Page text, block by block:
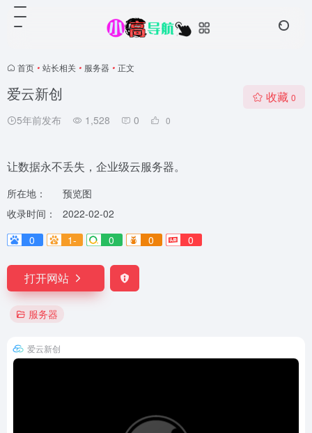
首页 • 站长相关 • 服务器 • 正文
爱云新创
5年前发布 1,528 0 0
收藏 0
让数据永不丢失，企业级云服务器。
所在地：
预览图
收录时间：
2022-02-02
0
1- 0 0 0
打开网站
服务器
爱云新创